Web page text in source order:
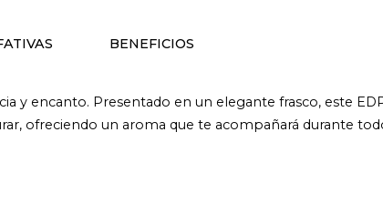
BENEFICIOS
y encanto. Presentado en un elegante frasco, este
ofreciendo un aroma que te acompañará durante